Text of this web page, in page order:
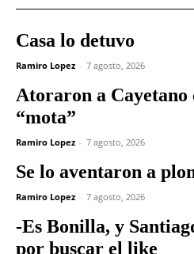
Casa lo detuvo
Ramiro Lopez - 7 agosto, 2026
Atoraron a Cayetano
“mota”
Ramiro Lopez - 7 agosto, 2026
Se lo aventaron a
Ramiro Lopez - 7 agosto, 2026
-Es Bonilla, y
por buscar el like